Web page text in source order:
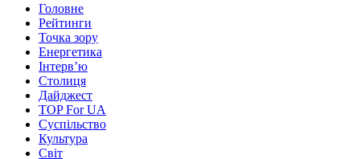
Головне
Рейтинги
Точка зору
Енергетика
Інтерв’ю
Столиця
Дайджест
TOP For UA
Суспiльство
Культура
Світ